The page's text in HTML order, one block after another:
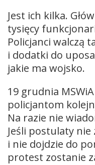
Jest ich kilka.
tysięcy
Policjanci walczą
i dodatki do
jakie ma wojsko.
19 grudnia
policjantom
Na razie nie
Jeśli postulaty
i nie dojdzie do
protest zostanie